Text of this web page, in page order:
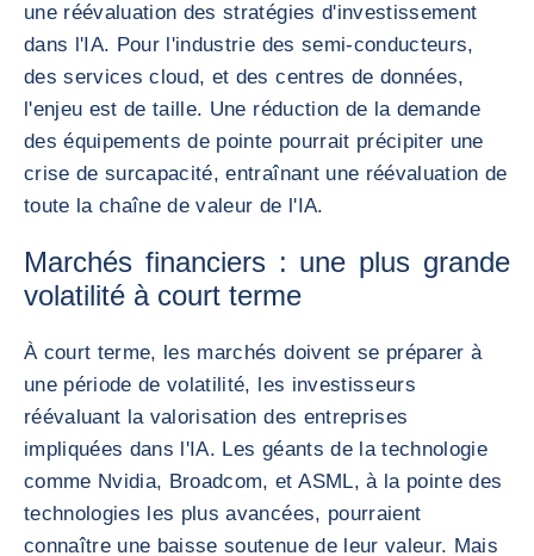
une réévaluation des stratégies d'investissement
dans l'IA. Pour l'industrie des semi-conducteurs,
des services cloud, et des centres de données,
l'enjeu est de taille. Une réduction de la demande
des équipements de pointe pourrait précipiter une
crise de surcapacité, entraînant une réévaluation de
toute la chaîne de valeur de l'IA.
Marchés financiers : une plus grande
volatilité à court terme
À court terme, les marchés doivent se préparer à
une période de volatilité, les investisseurs
réévaluant la valorisation des entreprises
impliquées dans l'IA. Les géants de la technologie
comme Nvidia, Broadcom, et ASML, à la pointe des
technologies les plus avancées, pourraient
connaître une baisse soutenue de leur valeur. Mais